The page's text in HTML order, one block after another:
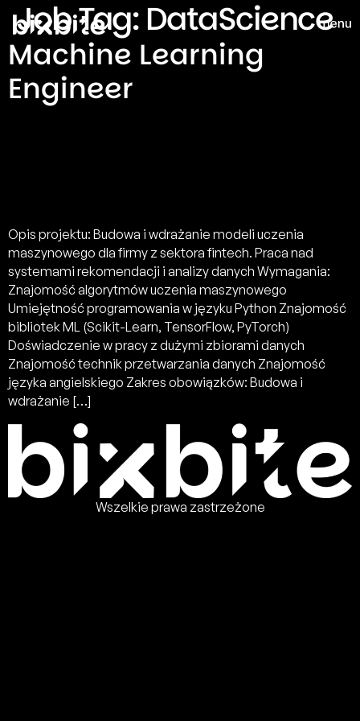
Job Tag: DataScience
Machine Learning
Engineer
Opis projektu: Budowa i wdrażanie modeli uczenia
maszynowego dla firmy z sektora fintech. Praca nad
systemami rekomendacji i analizy danych Wymagania:
Znajomość algorytmów uczenia maszynowego
Umiejętność programowania w języku Python Znajomość
bibliotek ML (Scikit-Learn, TensorFlow, PyTorch)
Doświadczenie w pracy z dużymi zbiorami danych
Znajomość technik przetwarzania danych Znajomość
języka angielskiego Zakres obowiązków: Budowa i
wdrażanie […]
Wszelkie prawa zastrzeżone